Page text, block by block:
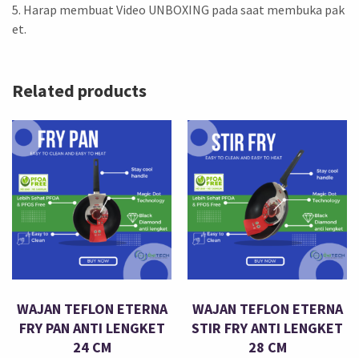
5. Harap membuat Video UNBOXING pada saat membuka pak
et.
Related products
WAJAN TEFLON ETERNA
FRY PAN ANTI LENGKET
24 CM
WAJAN TEFLON ETERNA
STIR FRY ANTI LENGKET
28 CM